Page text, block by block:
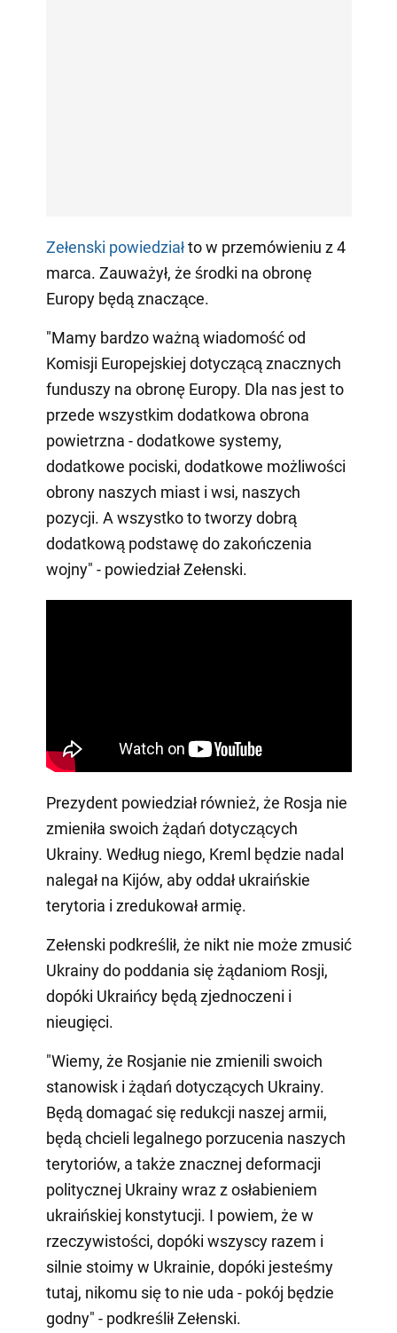
Zełenski powiedziałto w przemówieniu z 4
marca. Zauważył, że środki na obronę
Europy będą znaczące.
"Mamy bardzo ważną wiadomość od
Komisji Europejskiej dotyczącą znacznych
funduszy na obronę Europy. Dla nas jest to
przede wszystkim dodatkowa obrona
powietrzna - dodatkowe systemy,
dodatkowe pociski, dodatkowe możliwości
obrony naszych miast i wsi, naszych
pozycji. A wszystko to tworzy dobrą
dodatkową podstawę do zakończenia
wojny" - powiedział Zełenski.
Prezydent powiedział również, że Rosja nie
zmieniła swoich żądań dotyczących
Ukrainy. Według niego, Kreml będzie nadal
nalegał na Kijów, aby oddał ukraińskie
terytoria i zredukował armię.
Zełenski podkreślił, że nikt nie może zmusić
Ukrainy do poddania się żądaniom Rosji,
dopóki Ukraińcy będą zjednoczeni i
nieugięci.
"Wiemy, że Rosjanie nie zmienili swoich
stanowisk i żądań dotyczących Ukrainy.
Będą domagać się redukcji naszej armii,
będą chcieli legalnego porzucenia naszych
terytoriów, a także znacznej deformacji
politycznej Ukrainy wraz z osłabieniem
ukraińskiej konstytucji. I powiem, że w
rzeczywistości, dopóki wszyscy razem i
silnie stoimy w Ukrainie, dopóki jesteśmy
tutaj, nikomu się to nie uda - pokój będzie
godny" - podkreślił Zełenski.